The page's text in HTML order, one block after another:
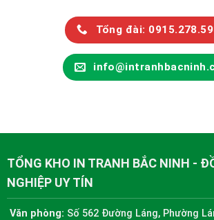
Tổng đài:
TỔNG KHO IN TRANH BẮC NINH -
NGHIỆP UY TÍN
Văn phòng: Số 562 Đường Láng, Phường